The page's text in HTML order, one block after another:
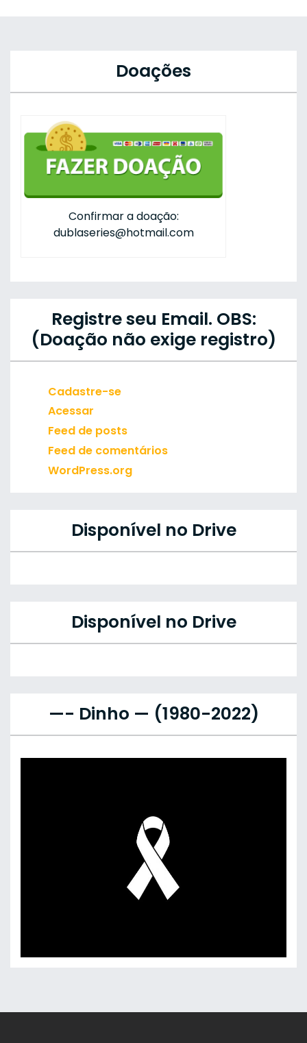
Doações
Confirmar a doação:
dublaseries@hotmail.com
Registre seu Email. OBS:
(Doação não exige registro)
Cadastre-se
Acessar
Feed de posts
Feed de comentários
WordPress.org
Disponível no Drive
Disponível no Drive
—- Dinho — (1980-2022)